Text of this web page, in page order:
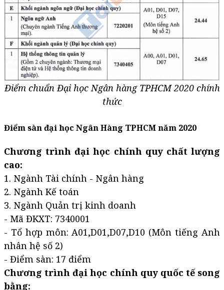
Điểm chuẩn Đại học Ngân hàng TPHCM 2020 chính
thức
Điểm sàn đại học Ngân Hàng TPHCM năm 2020
Chương trình đại học chính quy chất lượng
cao:
1. Ngành Tài chính - Ngân hàng
2. Ngành Kế toán
3. Ngành Quản trị kinh doanh
- Mã ĐKXT: 7340001
- Tổ hợp môn: A01,D01,D07,D10 (Môn tiếng Anh
nhân hệ số 2)
- Điểm sàn: 17 điểm
Chương trình đại học chính quy quốc tế song
bằng: